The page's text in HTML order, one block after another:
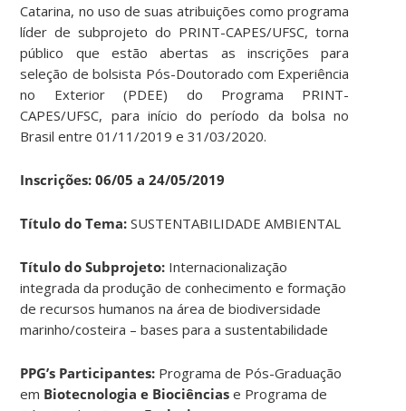
Catarina, no uso de suas atribuições como programa
líder de subprojeto do PRINT-CAPES/UFSC, torna
público que estão abertas as inscrições para
seleção de bolsista Pós-Doutorado com Experiência
no Exterior (PDEE) do Programa PRINT-
CAPES/UFSC, para início do período da bolsa no
Brasil entre 01/11/2019 e 31/03/2020.
Inscrições: 06/05 a 24/05/2019
Título do Tema: SUSTENTABILIDADE AMBIENTAL
Título do Subprojeto: Internacionalização
integrada da produção de conhecimento e formação
de recursos humanos na área de biodiversidade
marinho/costeira – bases para a sustentabilidade
PPG’s Participantes: Programa de Pós-Graduação
em Biotecnologia e Biociênciase Programa de